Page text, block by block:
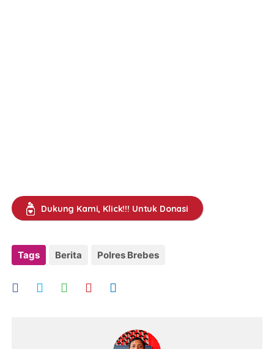
Dukung Kami, Klick!!! Untuk Donasi
Tags Berita Polres Brebes